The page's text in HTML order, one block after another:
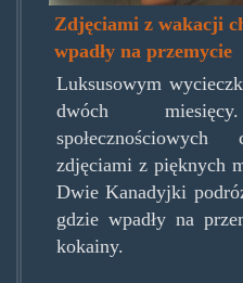
Zdjęciami z wakacji
wpadły na przemycie
Luksusowym
dwóch
zdjęciami z pięknych
Dwie Kanadyjki
gdzie wpadły na
kokainy.